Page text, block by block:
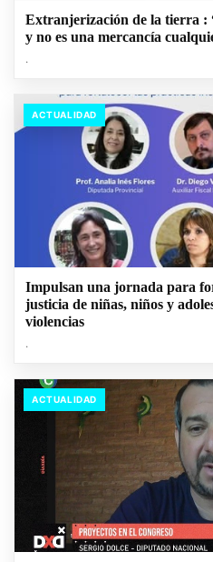
Extranjerización de la tierra :
y no es una mercancía
.
ACTUALIDAD
Impulsan una jornada para
justicia de niñas, niños y
violencias
.
ACTUALIDAD